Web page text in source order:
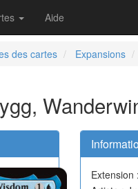
Aide
des cartes Expansions
Extension :